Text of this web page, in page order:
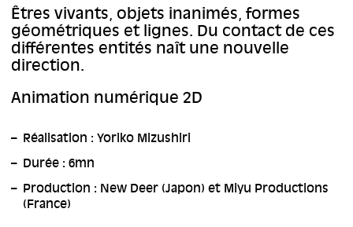
Êtres vivants, objets inanimés, formes
géométriques et lignes. Du contact de ces
différentes entités naît une nouvelle
direction.
Animation numérique 2D
Réalisation : Yoriko Mizushiri
Durée : 6mn
Production : New Deer (Japon) et Miyu Productions
(France)